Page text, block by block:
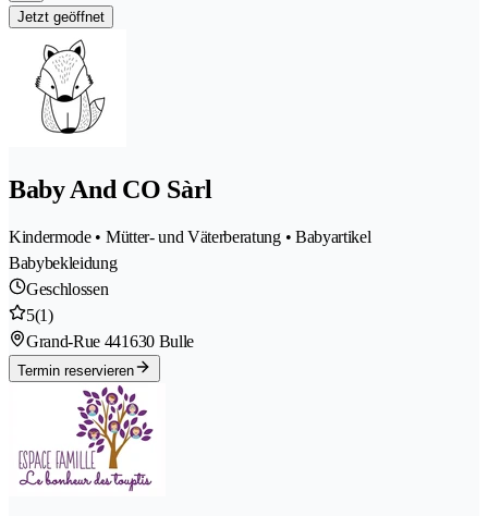
Jetzt geöffnet
Baby And CO Sàrl
Kindermode • Mütter- und Väterberatung • Babyartikel
Babybekleidung
Geschlossen
5(1)
Grand-Rue 441630 Bulle
Termin reservieren